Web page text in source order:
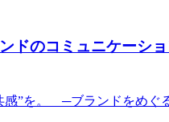
ドのコミュニケーシ
感”を。 ─ブランドをめ